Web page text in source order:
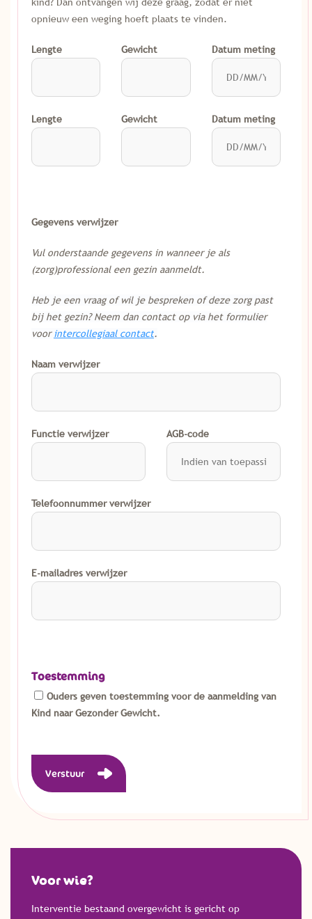
opnieuw een weging hoeft plaats te vinden.
Lengte Gewicht Datum meting
Lengte Gewicht Datum meting
Gegevens verwijzer
Vul onderstaande gegevens in wanneer je als
(zorg)professional een gezin aanmeldt.
Heb je een vraag of wil je bespreken of deze zorg past
bij het gezin? Neem dan contact op via het formulier
voor intercollegiaal contact.
Naam verwijzer
Functie verwijzer AGB-code
Telefoonnummer verwijzer
E-mailadres verwijzer
Toestemming
Ouders geven toestemming voor de aanmelding van
Kind naar Gezonder Gewicht.
Verstuur
Voor wie?
Interventie bestaand overgewicht is gericht op